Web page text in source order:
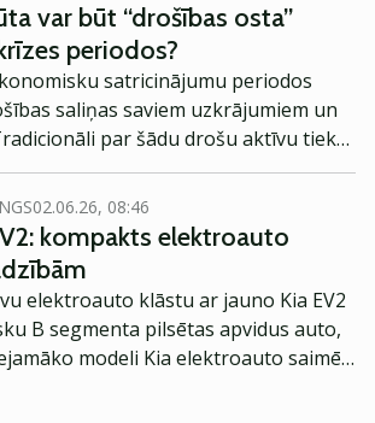
var būt “drošības osta”
periodos?
satricinājumu periodos
saliņas saviem uzkrājumiem un
par šādu drošu aktīvu tiek
līdz ar digitālo tehnloloģiju
arī ekonomika, radot
un, iespējams, arī pievilcīgākas
iespējas. Turpinājumā viedokļraksts,
pārstāve Latvijā un Igaunijā
02.06.26, 08:46
kompakts elektroauto
elektroauto klāstu ar jauno Kia EV2
B segmenta pilsētas apvidus auto,
modeli Kia elektroauto saimē